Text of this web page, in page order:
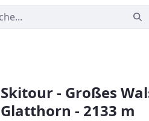
Skitour - Großes
Glatthorn - 2133 m